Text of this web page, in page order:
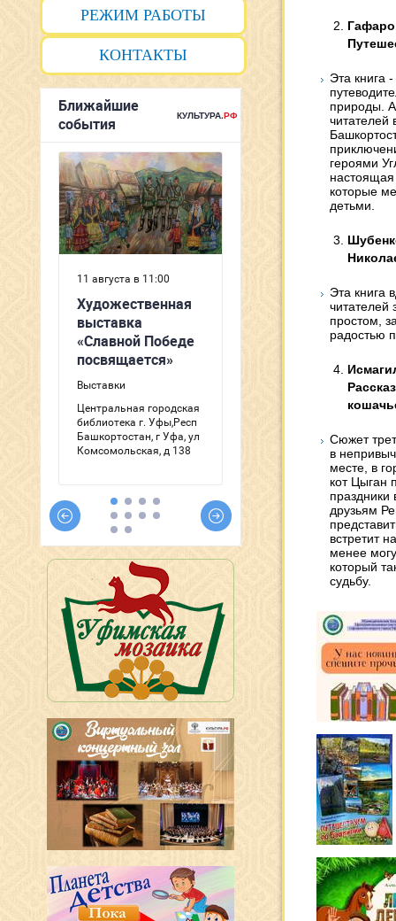
РЕЖИМ РАБОТЫ
КОНТАКТЫ
Эта книга
природы.
читателей
героями
которые
детьми.
Эта книга
читателей
простом,
радостью
Сюжет
в
месте, в
кот Цыган
праздники
друзьям
встретит
менее
который
судьбу.